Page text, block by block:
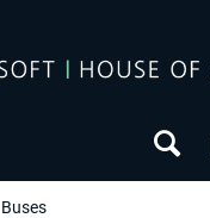
Buses